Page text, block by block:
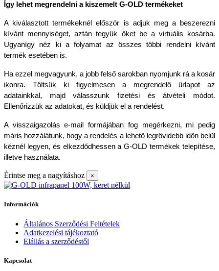
Így lehet megrendelni a kiszemelt G-OLD termékeket
A kiválasztott termékeknél először is adjuk meg a beszerezni
kívánt mennyiséget, aztán tegyük őket be a virtuális kosárba.
Ugyanígy néz ki a folyamat az összes többi rendelni kívánt
termék esetében is.
Ha ezzel megvagyunk, a jobb felső sarokban nyomjunk rá a kosár
ikonra. Töltsük ki figyelmesen a megrendelő űrlapot az
adatainkkal, majd válasszunk fizetési és átvételi módot.
Ellenőrizzük az adatokat, és küldjük el a rendelést.
A visszaigazolás e-mail formájában fog megérkezni, mi pedig
máris hozzálátunk, hogy a rendelés a lehető legrövidebb időn belül
kéznél legyen, és elkezdődhessen a G-OLD termékek telepítése,
illetve használata.
Érintse meg a nagyításhoz ×
Információk
Általános Szerződési Feltételek
Adatkezelési tájékoztató
Elállás a szerződéstől
Kapcsolat